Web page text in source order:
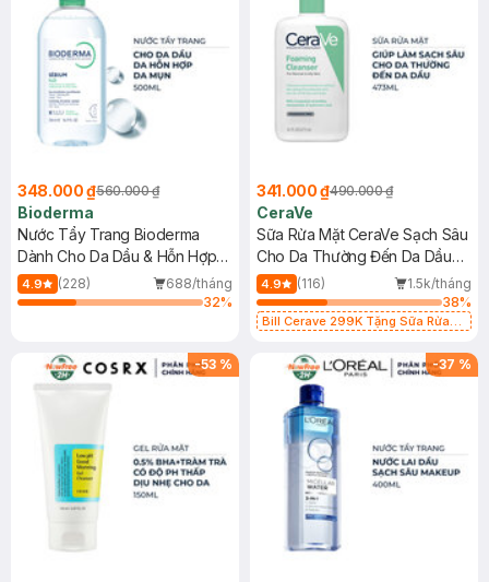
348.000 ₫560.000 ₫
Bioderma
Nước Tẩy Trang Bioderma
Dành Cho Da Dầu & Hỗn Hợp
500ml
4.9 (228)
688/tháng
32%
341.000 ₫490.000 ₫
CeraVe
Sữa Rửa Mặt CeraVe Sạch Sâu
Cho Da Thường Đến Da Dầu
473ml
4.9 (116)
1.5k/tháng
38%
Bill Cerave 299K Tặng Sữa Rửa
-53 % -37 %